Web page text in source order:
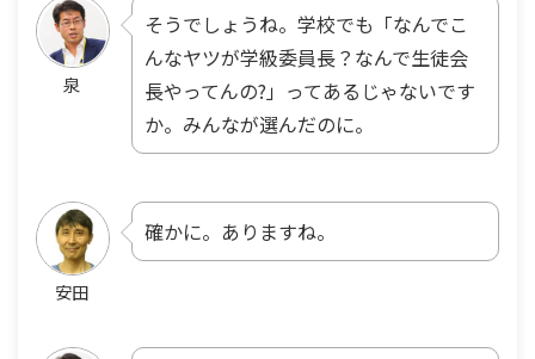
泉
そうでしょうね。学校でも「なんでこ
んなヤツが学級委員長？なんで生徒会
長やってんの?」ってあるじゃないです
か。みんなが選んだのに。
安田
確かに。ありますね。